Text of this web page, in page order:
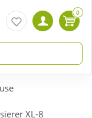
0
XL-8